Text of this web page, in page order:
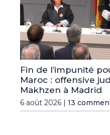
Fin de l’impunité
Maroc : offensive
Makhzen à Madrid
6 août 2026 | 13